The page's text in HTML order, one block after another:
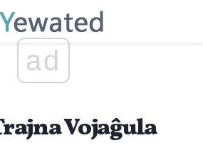
ad
Vojaĝula